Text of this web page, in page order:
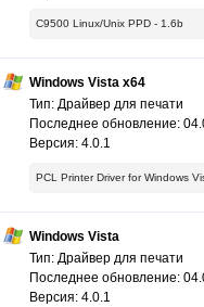
C9500 Linux/Unix PPD - 1.6b
Windows Vista x64
Тип: Драйвер для печати
Последнее обновление:
Версия: 4.0.1
PCL Printer Driver for Windows
Windows Vista
Тип: Драйвер для печати
Последнее обновление:
Версия: 4.0.1